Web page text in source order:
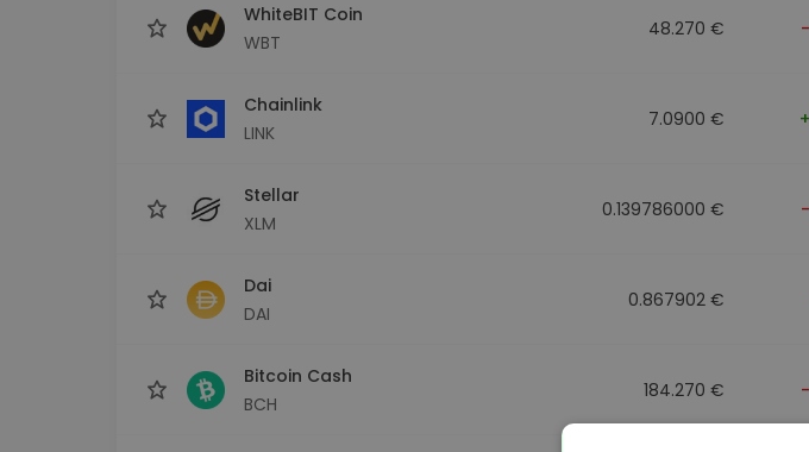
WhiteBIT Coin
WBT
48.270 €
Chainlink
LINK
7.0900 €
Stellar
XLM
0.139786000 €
Dai
DAI
0.867902 €
Bitcoin Cash
BCH
184.270 €